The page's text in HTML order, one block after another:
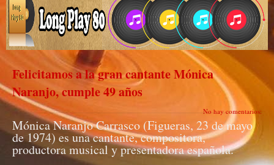
Felicitamos a la gran cantante Mónica
Naranjo, cumple 49 años
No hay comentarios:
Mónica Naranjo Carrasco (Figueras, 23 de mayo
de 1974) es una cantante, compositora,
productora musical y presentadora española.